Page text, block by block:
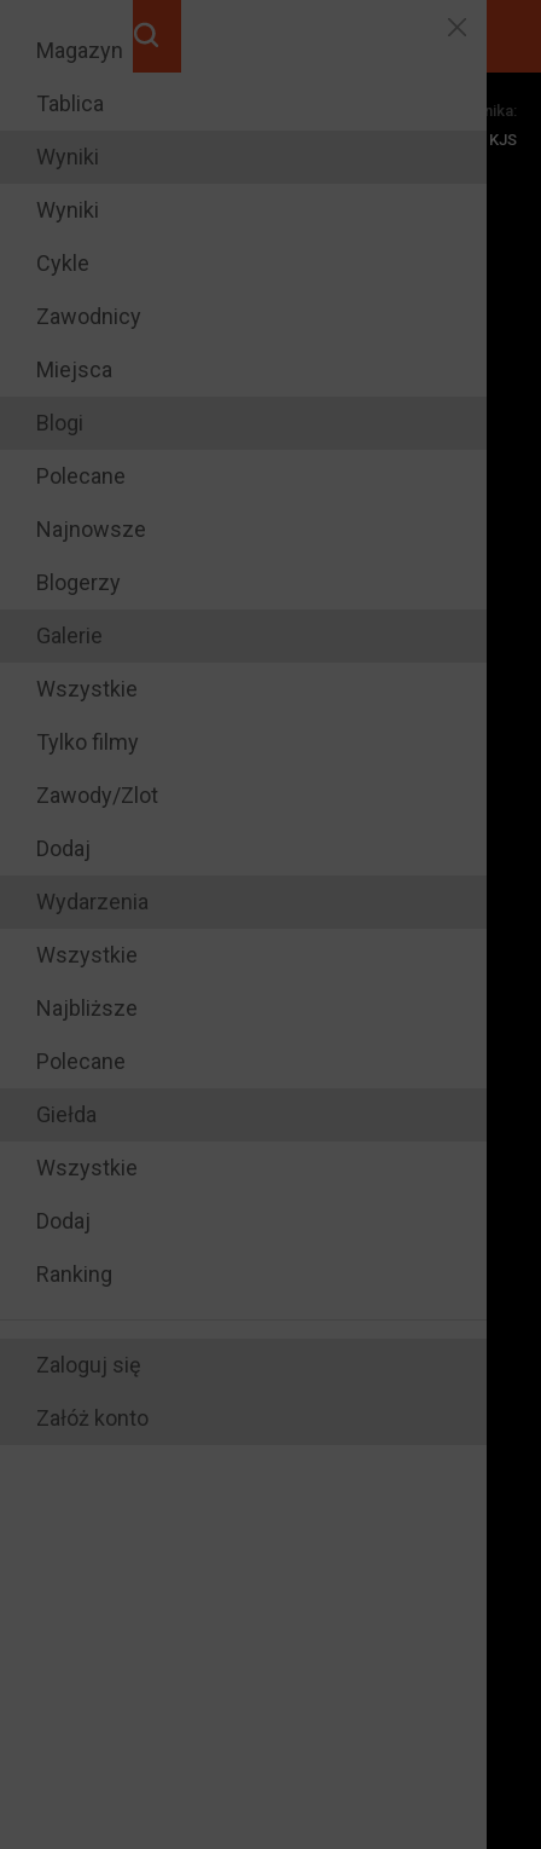
Magazyn
Tablica
Wyniki
Wyniki
Cykle
Zawodnicy
Miejsca
Blogi
Polecane
Najnowsze
Blogerzy
Galerie
Wszystkie
Tylko filmy
Zawody/Zlot
Dodaj
Wydarzenia
Wszystkie
Najbliższe
Polecane
Giełda
Wszystkie
Dodaj
Ranking
Zaloguj się
Załóż konto
Dyscypliny zawodnika:
KJS
9
podium rundy